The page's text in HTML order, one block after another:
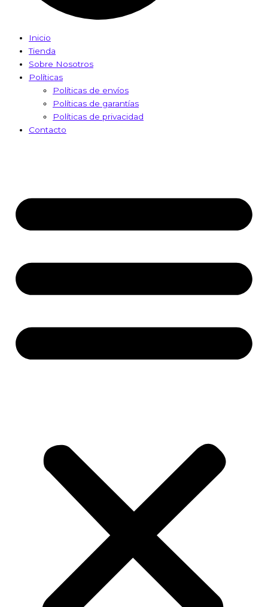
Inicio
Tienda
Sobre Nosotros
Políticas
Políticas de envíos
Políticas de garantías
Políticas de privacidad
Contacto